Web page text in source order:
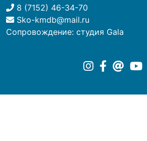
8 (7152) 46-34-70
Sko-kmdb@mail.ru
Сопровождение: студия Gala